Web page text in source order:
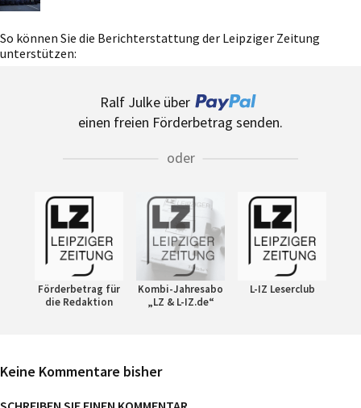
So können Sie die Berichterstattung der Leipziger Zeitung
unterstützen:
Ralf Julke über
einen freien Förderbetrag senden.
oder
Förderbetrag für
die Redaktion
Kombi-Jahresabo
„LZ & L-IZ.de“
L-IZ Leserclub
Keine Kommentare bisher